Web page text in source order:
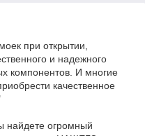
при открытии,
и надежного
компонентов. И многие
качественное
найдете огромный